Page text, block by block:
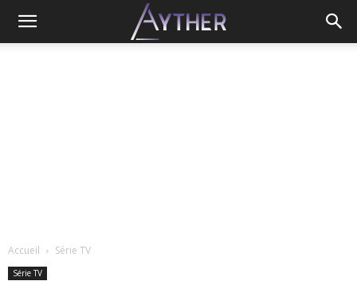
Accueil Série TV
Série TV